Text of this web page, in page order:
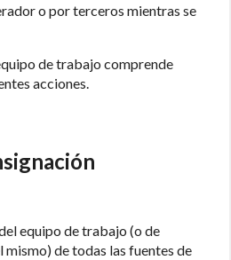
o por terceros mientras se
de trabajo comprende
acciones.
equipo de trabajo (o de
de todas las fuentes de